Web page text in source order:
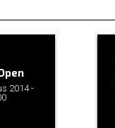
2014 -